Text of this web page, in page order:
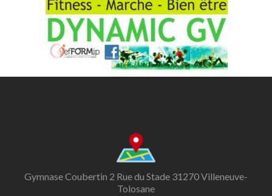
Gymnase Coubertin 2 Rue du Stade 31270 Villeneuve-
Tolosane